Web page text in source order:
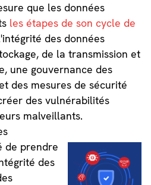
que les données
les étapes de son cycle de
des données
de la transmission et
une gouvernance des
des mesures de sécurité
des vulnérabilités
malveillants.
de prendre
des